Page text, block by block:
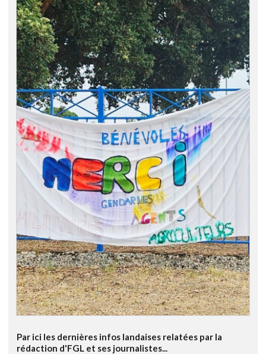
Par ici les dernières infos landaises relatées par la
rédaction d'FGL et ses journalistes...